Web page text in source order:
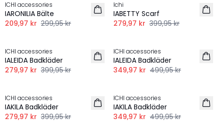
ICHI accessories
IARONILIA Bälte
209,97 kr 299,95 kr
Ichi
IABETTY Scarf
279,97 kr 399,95 kr
ICHI accessories
IALEIDA Badkläder
279,97 kr 399,95 kr
ICHI accessories
IALEIDA Badkläder
349,97 kr 499,95 kr
ICHI accessories
IAKILA Badkläder
279,97 kr 399,95 kr
ICHI accessories
IAKILA Badkläder
349,97 kr 499,95 kr